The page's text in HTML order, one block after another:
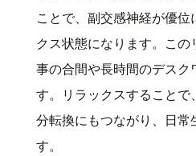
ことで、副交感神経が優位
クス状態になります。こ
事の合間や長時間のデスク
す。リラックスすることで
分転換にもつながり、日常
す。